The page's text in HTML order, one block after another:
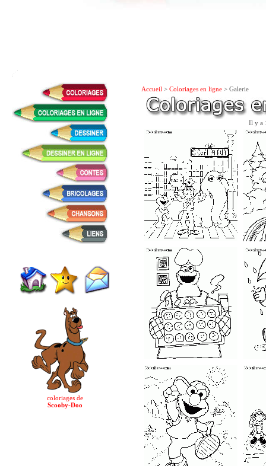
coloriages de
Scooby-Doo
Accueil > Coloriages en ligne> Galerie
Il y a